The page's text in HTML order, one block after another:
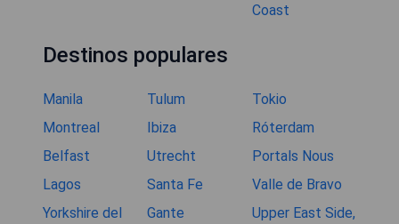
Coast
Destinos populares
Manila Tulum
Tokio
Montreal
Ibiza
Róterdam
Belfast
Utrecht
Portals Nous
Lagos
Santa Fe
Valle de Bravo
Yorkshire del
Gante
Upper East Side,